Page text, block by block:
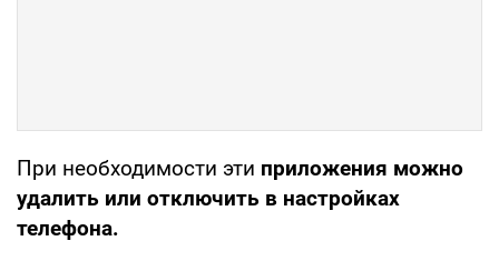
При необходимости эти приложения можно
удалить или отключить в настройках
телефона.